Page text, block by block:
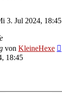
3. Jul 2024, 18:45
von KleineHexe
18:45